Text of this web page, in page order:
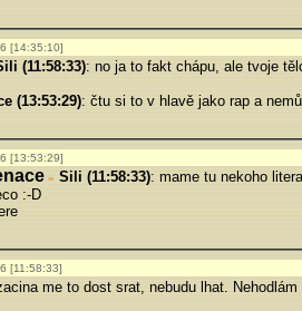
[14:35:10]
(11:58:33): no ja to fakt chápu, ale tvoje
(13:53:29): čtu si to v hlavě jako rap a
[13:53:29]
» Sili (11:58:33): mame tu nekoho
:-D
[11:58:33]
me to dost srat, nebudu lhat.